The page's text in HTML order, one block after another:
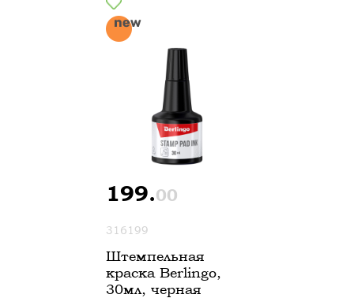
199.00
316199
Штемпельная
краска Berlingo,
30мл, черная